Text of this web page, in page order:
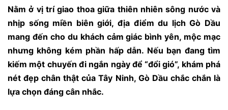
Nằm ở vị trí giao thoa giữa thiên nhiên sông nước và
nhịp sống miền biên giới, địa điểm du lịch Gò Dầu
mang đến cho du khách cảm giác bình yên, mộc mạc
nhưng không kém phần hấp dẫn. Nếu bạn đang tìm
kiếm một chuyến đi ngắn ngày để “đổi gió”, khám phá
nét đẹp chân thật của Tây Ninh, Gò Dầu chắc chắn là
lựa chọn đáng cân nhắc.